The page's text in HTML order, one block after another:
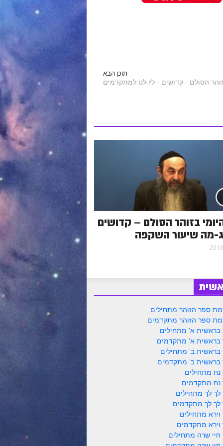
תוכן הבא
בזוהר הסולם – קדושים
מה שיעור השקפה
ספר הזוהר מתחילים
ספר הזוהר מתקדמים
בראשית א' מתחילים
בראשית א' מתקדמים
בראשית ב' מתחילים
בראשית ב' מתקדמים
נח מתחילים
נח מתקדמים
לך לך מתחילים
לך לך מתקדמים
וירא מתחילים
וירא מתקדמים
חיי שרה מתחילים